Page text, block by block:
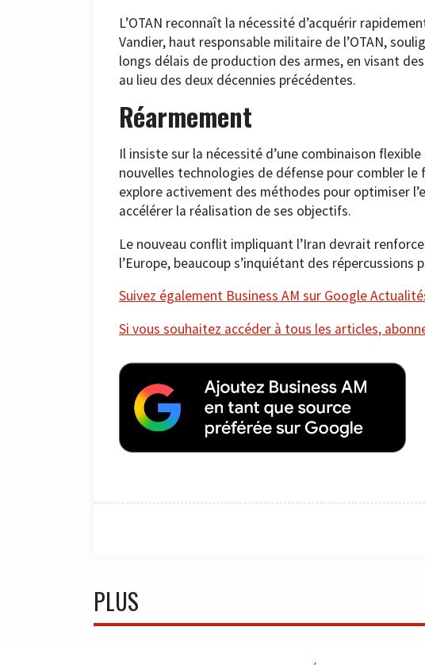
L’OTAN reconnaît la nécessité d’acquérir
Vandier, haut responsable militaire de l’OTAN,
longs délais de production des armes, en visant
au lieu des deux décennies précédentes.
Réarmement
Il insiste sur la nécessité d’une combinaison
nouvelles technologies de défense pour combler le
explore activement des méthodes pour optimiser
accélérer la réalisation de ses objectifs.
Le nouveau conflit impliquant l’Iran devrait
l’Europe, beaucoup s’inquiétant des répercussions
Suivez également Business AM sur Google
Si vous souhaitez accéder à tous les articles,
PLUS